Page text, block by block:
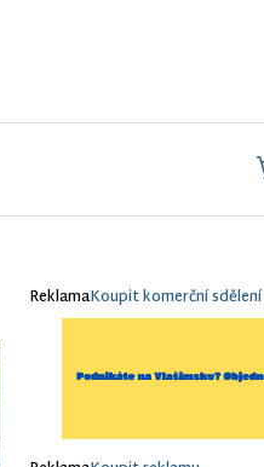
ReklamaKoupit komerční sdělení